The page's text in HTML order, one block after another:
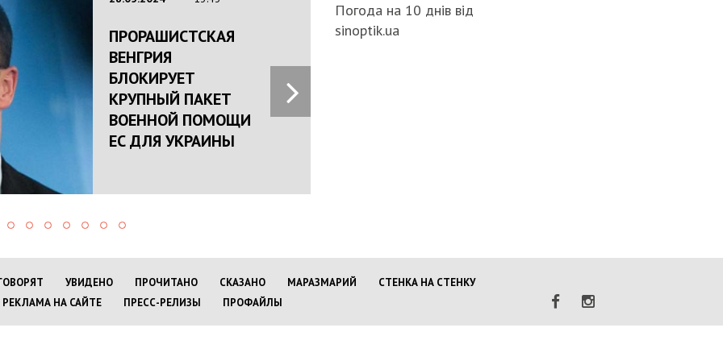
ПРОРАШИСТСКАЯ
ВЕНГРИЯ
БЛОКИРУЕТ
КРУПНЫЙ ПАКЕТ
ВОЕННОЙ ПОМОЩИ
ЕС ДЛЯ УКРАИНЫ
Погода на 10 днів від
sinoptik.ua
УВИДЕНО ПРОЧИТАНО СКАЗАНО МАРАЗМАРИЙ
СТЕНКА НА СТЕНКУ
РЕКЛАМА НА САЙТЕ
ПРЕСС-РЕЛИЗЫ ПРОФАЙЛЫ